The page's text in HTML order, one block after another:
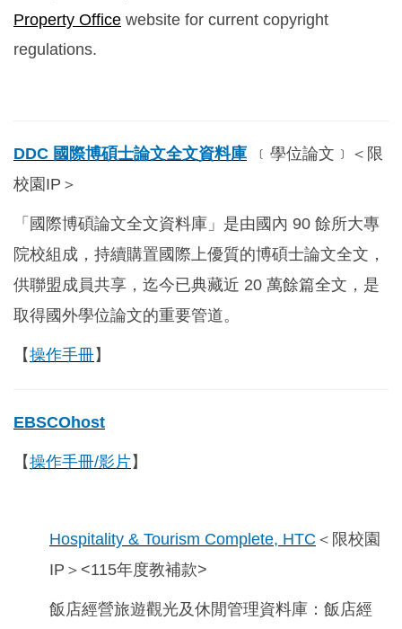
Property Office website for current copyright
regulations.
DDC 國際博碩士論文全文資料庫
﹝學位論文﹞＜限
校園IP＞
「國際博碩論文全文資料庫」是由國內 90 餘所大專
院校組成，持續購置國際上優質的博碩士論文全文，
供聯盟成員共享，迄今已典藏近 20 萬餘篇全文，是
取得國外學位論文的重要管道。
【操作手冊】
EBSCOhost
【操作手冊/影片】
Hospitality & Tourism Complete, HTC ＜限校園
IP＞<115年度教補款>
飯店經營旅遊觀光及休閒管理資料庫：飯店經